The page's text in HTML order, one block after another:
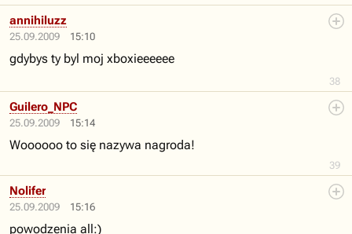
25.09.2009 15:10
38
annihiluzz
gdybys ty byl moj xboxieeeeee
25.09.2009 15:14
39
Guilero_NPC
Woooooo to się nazywa nagroda!
25.09.2009 15:16
Nolifer
powodzenia all:)